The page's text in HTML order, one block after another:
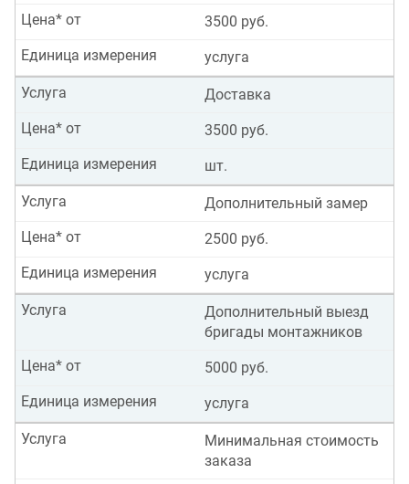
3500 руб.
Цена* от
услуга
Единица измерения
Доставка
Услуга
3500 руб.
Цена* от
шт.
Единица измерения
Дополнительный замер
Услуга
2500 руб.
Цена* от
услуга
Единица измерения
Дополнительный выезд
бригады монтажников
Услуга
5000 руб.
Цена* от
услуга
Единица измерения
Минимальная стоимость
заказа
Услуга